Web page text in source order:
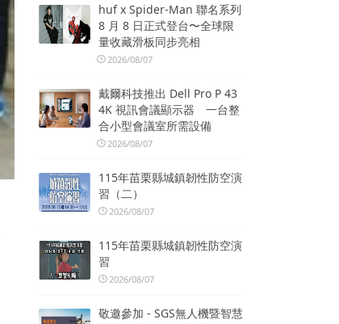
huf x Spider-Man 聯名系列
8 月 8 日正式登台〜全球限
量收藏滑板同步亮相
2026/08/07
戴爾科技推出 Dell Pro P 43
4K 視訊會議顯示器 一台整
合小型會議室所需設備
2026/08/07
115年苗栗縣城鎮韌性防空演
習（二）
2026/08/07
115年苗栗縣城鎮韌性防空演
習
2026/08/07
敬邀參加 - SGS無人機暨智慧